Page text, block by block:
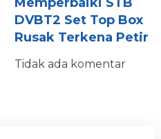
DVBT2 Set Top Box
Rusak Terkena Petir
Tidak ada komentar